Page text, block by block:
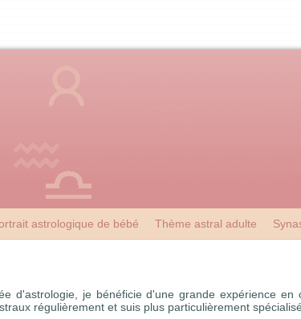
astrologique de bébé Thème astral adulte
d'astrologie, je bénéficie d'une grande expérience
régulièrement et suis plus particulièrement